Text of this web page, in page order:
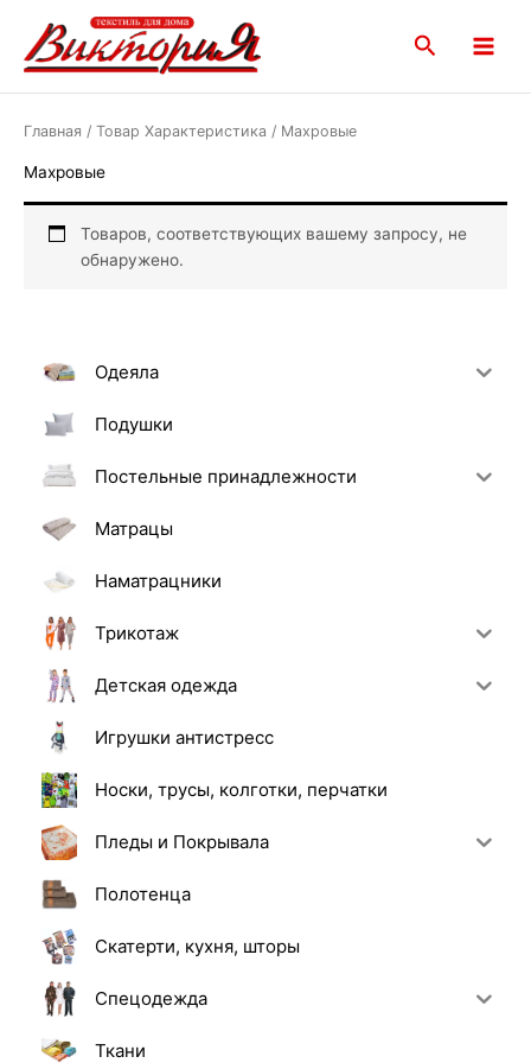
содержимому
Поиск
Menu
Одеяла
Подушки
Постельные принадлежности
Матрацы
Наматрацники
Трикотаж
Детская одежда
Игрушки антистресс
Носки, трусы, колготки, перчатки
Пледы и Покрывала
Полотенца
Скатерти, кухня, шторы
Спецодежда
Ткани
Главная / Товар Характеристика / Махровые
Махровые
Товаров, соответствующих вашему запросу, не
обнаружено.